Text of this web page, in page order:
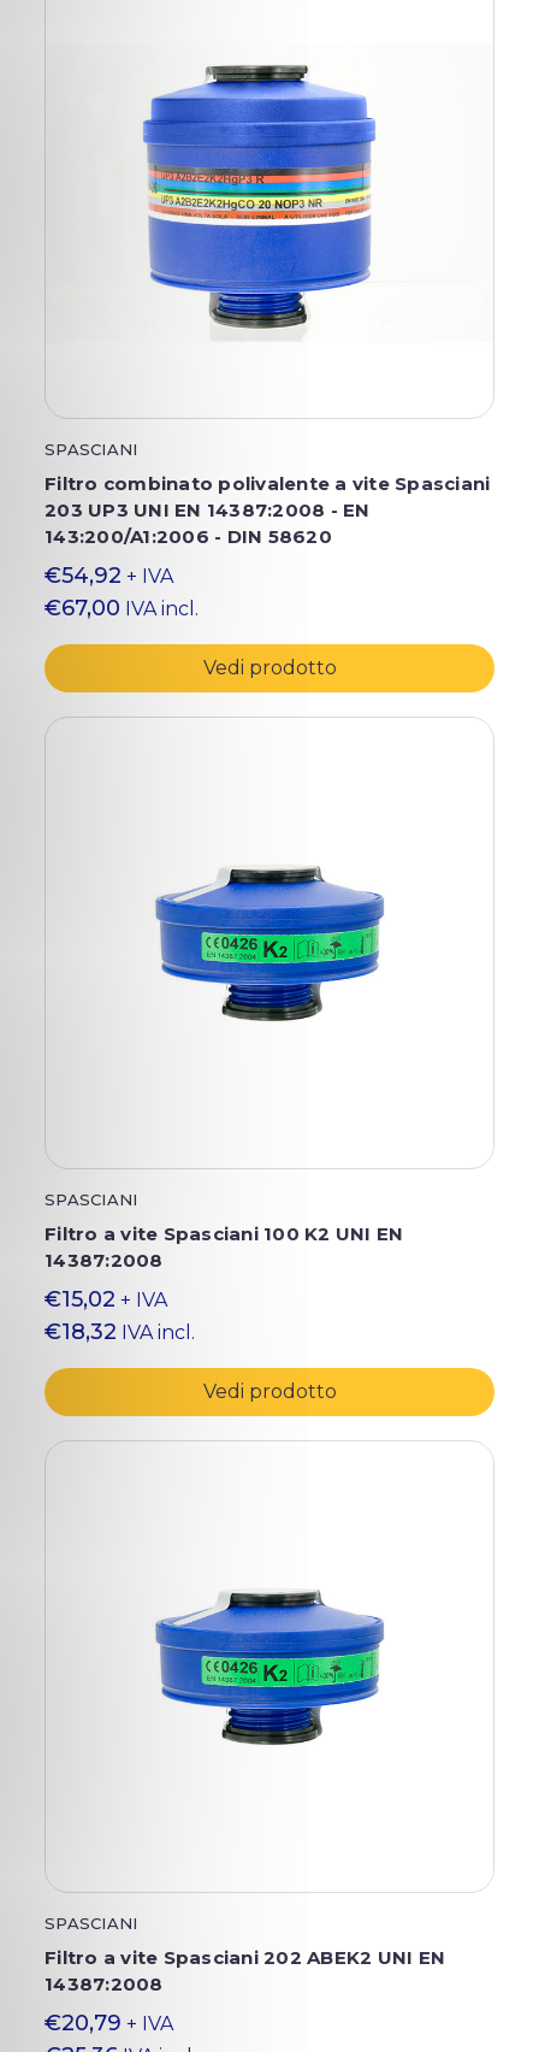
SPASCIANI
Filtro combinato polivalente a vite Spasciani
203 UP3 UNI EN 14387:2008 - EN
143:200/A1:2006 - DIN 58620
€54,92 + IVA
€67,00 IVA incl.
Vedi prodotto
SPASCIANI
Filtro a vite Spasciani 100 K2 UNI EN
14387:2008
€15,02 + IVA
€18,32 IVA incl.
Vedi prodotto
SPASCIANI
Filtro a vite Spasciani 202 ABEK2 UNI EN
14387:2008
€20,79 + IVA